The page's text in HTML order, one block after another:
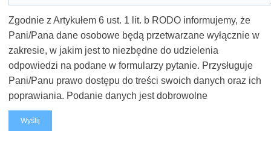
Zgodnie z Artykułem 6 ust. 1 lit. b RODO informujemy, że
Pani/Pana dane osobowe będą przetwarzane wyłącznie w
zakresie, w jakim jest to niezbędne do udzielenia
odpowiedzi na podane w formularzy pytanie. Przysługuje
Pani/Panu prawo dostępu do treści swoich danych oraz ich
poprawiania. Podanie danych jest dobrowolne